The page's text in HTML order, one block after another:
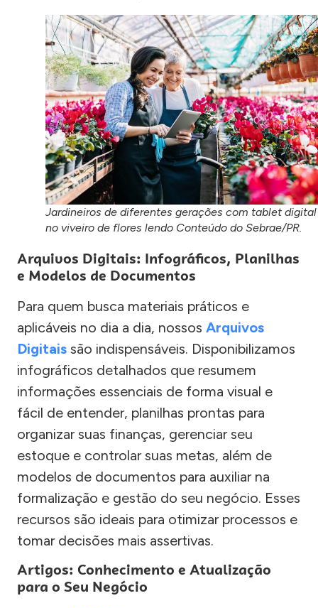
Jardineiros de diferentes gerações com tablet digital
no viveiro de flores lendo Conteúdo do Sebrae/PR.
Arquivos Digitais: Infográficos, Planilhas
e Modelos de Documentos
Para quem busca materiais práticos e
aplicáveis no dia a dia, nossos Arquivos
Digitais são indispensáveis. Disponibilizamos
infográficos detalhados que resumem
informações essenciais de forma visual e
fácil de entender, planilhas prontas para
organizar suas finanças, gerenciar seu
estoque e controlar suas metas, além de
modelos de documentos para auxiliar na
formalização e gestão do seu negócio. Esses
recursos são ideais para otimizar processos e
tomar decisões mais assertivas.
Artigos: Conhecimento e Atualização
para o Seu Negócio